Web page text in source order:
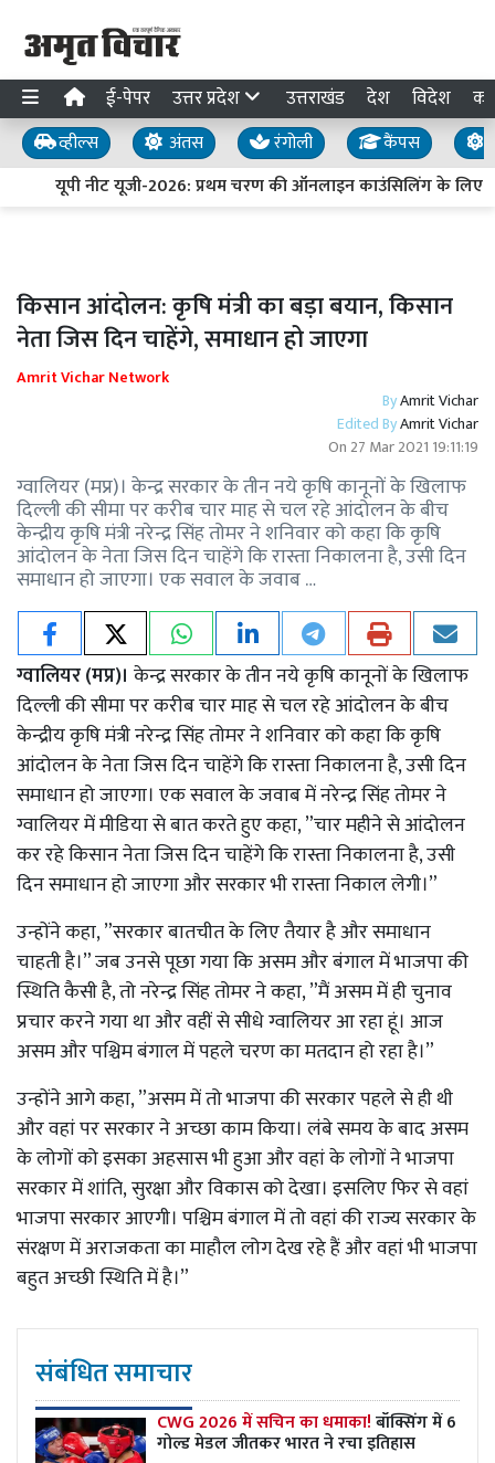
ई-पेपर उत्तर प्रदेश उत्तराखंड देश विदेश
व्हील्स अंतस रंगोली कैंपस
यूपी नीट यूजी-2026: प्रथम चरण की ऑनलाइन काउंसिलिंग के लिए
किसान आंदोलन: कृषि मंत्री का बड़ा बयान, किसान
नेता जिस दिन चाहेंगे, समाधान हो जाएगा
Amrit Vichar Network
ByAmrit Vichar
Edited ByAmrit Vichar
On 27 Mar 2021 19:11:19
ग्वालियर (मप्र)। केन्द्र सरकार के तीन नये कृषि कानूनों के खिलाफ
दिल्ली की सीमा पर करीब चार माह से चल रहे आंदोलन के बीच
केन्द्रीय कृषि मंत्री नरेन्द्र सिंह तोमर ने शनिवार को कहा कि कृषि
आंदोलन के नेता जिस दिन चाहेंगे कि रास्ता निकालना है, उसी दिन
समाधान हो जाएगा। एक सवाल के जवाब …
ग्वालियर (मप्र)। केन्द्र सरकार के तीन नये कृषि कानूनों के खिलाफ
दिल्ली की सीमा पर करीब चार माह से चल रहे आंदोलन के बीच
केन्द्रीय कृषि मंत्री नरेन्द्र सिंह तोमर ने शनिवार को कहा कि कृषि
आंदोलन के नेता जिस दिन चाहेंगे कि रास्ता निकालना है, उसी दिन
समाधान हो जाएगा। एक सवाल के जवाब में नरेन्द्र सिंह तोमर ने
ग्वालियर में मीडिया से बात करते हुए कहा, ”चार महीने से आंदोलन
कर रहे किसान नेता जिस दिन चाहेंगे कि रास्ता निकालना है, उसी
दिन समाधान हो जाएगा और सरकार भी रास्ता निकाल लेगी।”
उन्होंने कहा, ”सरकार बातचीत के लिए तैयार है और समाधान
चाहती है।” जब उनसे पूछा गया कि असम और बंगाल में भाजपा की
स्थिति कैसी है, तो नरेन्द्र सिंह तोमर ने कहा, ”मैं असम में ही चुनाव
प्रचार करने गया था और वहीं से सीधे ग्वालियर आ रहा हूं। आज
असम और पश्चिम बंगाल में पहले चरण का मतदान हो रहा है।”
उन्होंने आगे कहा, ”असम में तो भाजपा की सरकार पहले से ही थी
और वहां पर सरकार ने अच्छा काम किया। लंबे समय के बाद असम
के लोगों को इसका अहसास भी हुआ और वहां के लोगों ने भाजपा
सरकार में शांति, सुरक्षा और विकास को देखा। इसलिए फिर से वहां
भाजपा सरकार आएगी। पश्चिम बंगाल में तो वहां की राज्य सरकार के
संरक्षण में अराजकता का माहौल लोग देख रहे हैं और वहां भी भाजपा
बहुत अच्छी स्थिति में है।”
संबंधित समाचार
CWG 2026 में सचिन का धमाका!बॉक्सिंग में 6
गोल्ड मेडल जीतकर भारत ने रचा इतिहास